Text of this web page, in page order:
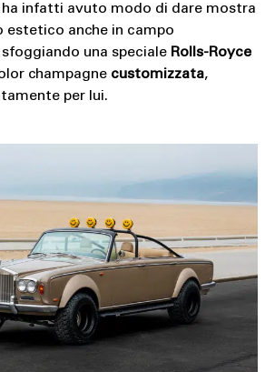
ha infatti avuto modo di dare mostra
estetico anche in campo
una speciale Rolls-Royce
champagne customizzata,
per lui.